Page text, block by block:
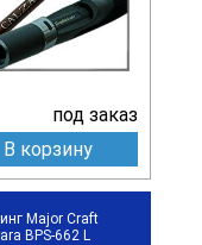
под заказ
В корзину
Major Craft
BPS-662 L